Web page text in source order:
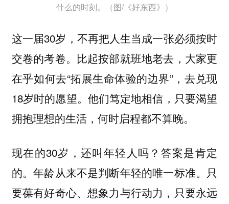
什么的时刻。（图/《好东西》）
这一届30岁，不再把人生当成一张必须按时
交卷的考卷。比起按部就班地老去，大家更
在乎如何去“拓展生命体验的边界”，去兑现
18岁时的愿望。他们笃定地相信，只要渴望
拥抱理想的生活，何时启程都不算晚。
现在的30岁，还叫年轻人吗？答案是肯定
的。年龄从来不是判断年轻的唯一标准。只
要葆有好奇心、想象力与行动力，只要永远